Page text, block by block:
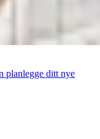
planlegge ditt nye